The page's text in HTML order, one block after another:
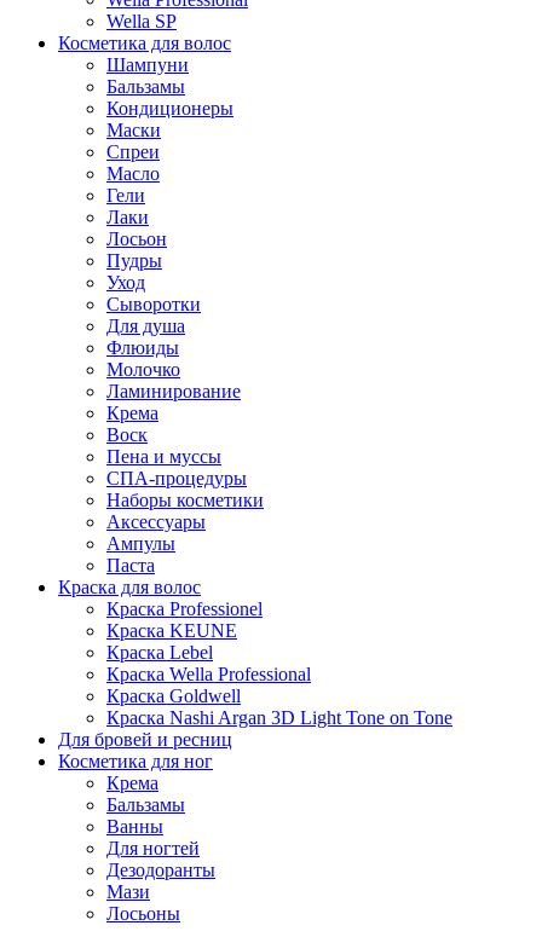
Wella SP
Косметика для волос
Шампуни
Бальзамы
Кондиционеры
Маски
Спреи
Масло
Гели
Лаки
Лосьон
Пудры
Уход
Сыворотки
Для душа
Флюиды
Молочко
Ламинирование
Крема
Воск
Пена и муссы
СПА-процедуры
Наборы косметики
Аксессуары
Ампулы
Паста
Краска для волос
Краска Professionel
Краска KEUNE
Краска Lebel
Краска Wella Professional
Краска Goldwell
Краска Nashi Argan 3D Light Tone on Tone
Для бровей и ресниц
Косметика для ног
Крема
Бальзамы
Ванны
Для ногтей
Дезодоранты
Мази
Лосьоны